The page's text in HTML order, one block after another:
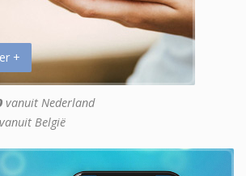
+
vanuit Nederland
vanuit België